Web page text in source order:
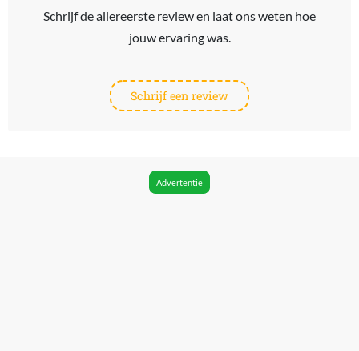
Schrijf de allereerste review en laat ons weten hoe
jouw ervaring was.
Schrijf een review
Advertentie